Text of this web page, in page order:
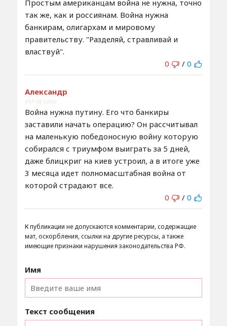
Простым американцам война не нужна, точно
так же, как и россиянам. Война нужна
банкирам, олигархам и мировому
правительству. "Разделяй, стравливай и
властвуй".
0
/ 0
Александр
3:57 / 26.5.2022
Война нужна путину. Его что банкиры
заставили начать операцию? Он рассчитывал
на маленькую победоносную войну которую
собирался с триумфом выиграть за 5 дней,
даже блицкриг на киев устроил, а в итоге уже
3 месяца идет полномасштабная война от
которой страдают все.
0
/ 0
К публикации не допускаются комментарии, содержащие
мат, оскорбления, ссылки на другие ресурсы, а также
имеющие признаки нарушения законодательства РФ.
Имя
Текст сообщения